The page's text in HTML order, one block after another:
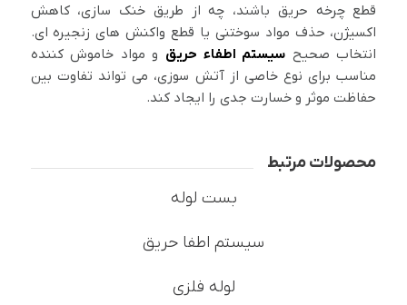
قطع چرخه حریق باشند، چه از طریق خنک سازی، کاهش
اکسیژن، حذف مواد سوختنی یا قطع واکنش های زنجیره ای.
انتخاب صحیح سیستم اطفاء حریق و مواد خاموش کننده
مناسب برای نوع خاصی از آتش سوزی، می تواند تفاوت بین
حفاظت موثر و خسارت جدی را ایجاد کند.
محصولات مرتبط
بست لوله
سیستم اطفا حریق
لوله فلزی